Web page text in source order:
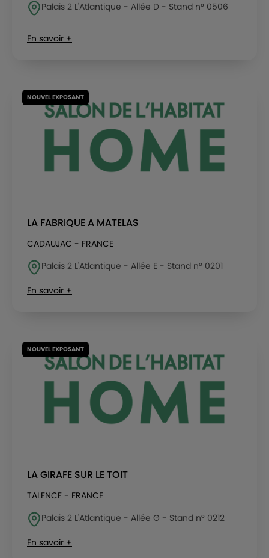
Palais 2 L'Atlantique - Allée D - Stand n° 0506
En savoir +
NOUVEL EXPOSANT
LA FABRIQUE A MATELAS
CADAUJAC - FRANCE
Palais 2 L'Atlantique - Allée E - Stand n° 0201
En savoir +
NOUVEL EXPOSANT
LA GIRAFE SUR LE TOIT
TALENCE - FRANCE
Palais 2 L'Atlantique - Allée G - Stand n° 0212
En savoir +